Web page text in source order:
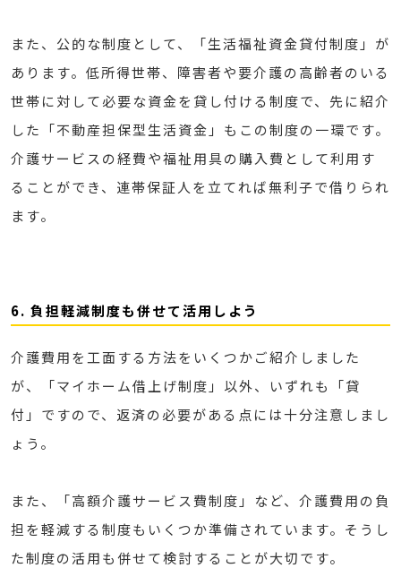
また、公的な制度として、「生活福祉資金貸付制度」が
あります。低所得世帯、障害者や要介護の高齢者のいる
世帯に対して必要な資金を貸し付ける制度で、先に紹介
した「不動産担保型生活資金」もこの制度の一環です。
介護サービスの経費や福祉用具の購入費として利用す
ることができ、連帯保証人を立てれば無利子で借りられ
ます。
6. 負担軽減制度も併せて活用しよう
介護費用を工面する方法をいくつかご紹介しました
が、「マイホーム借上げ制度」以外、いずれも「貸
付」ですので、返済の必要がある点には十分注意しまし
ょう。
また、「高額介護サービス費制度」など、介護費用の負
担を軽減する制度もいくつか準備されています。そうし
た制度の活用も併せて検討することが大切です。